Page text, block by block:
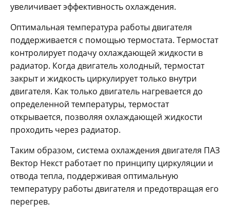
увеличивает эффективность охлаждения.
Оптимальная температура работы двигателя
поддерживается с помощью термостата. Термостат
контролирует подачу охлаждающей жидкости в
радиатор. Когда двигатель холодный, термостат
закрыт и жидкость циркулирует только внутри
двигателя. Как только двигатель нагревается до
определенной температуры, термостат
открывается, позволяя охлаждающей жидкости
проходить через радиатор.
Таким образом, система охлаждения двигателя ПАЗ
Вектор Некст работает по принципу циркуляции и
отвода тепла, поддерживая оптимальную
температуру работы двигателя и предотвращая его
перегрев.